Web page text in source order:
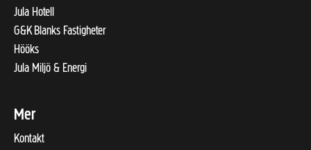
Jula Hotell
G&K Blanks Fastigheter
Hööks
Jula Miljö & Energi
Mer
Kontakt